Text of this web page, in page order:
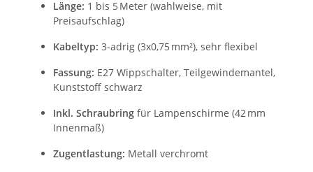
Länge: 1 bis 5 Meter (wahlweise, mit
Preisaufschlag)
Kabeltyp: 3-adrig (3x0,75 mm²), sehr flexibel
Fassung: E27 Wippschalter, Teilgewindemantel,
Kunststoff schwarz
Inkl. Schraubring für Lampenschirme (42 mm
Innenmaß)
Zugentlastung: Metall verchromt